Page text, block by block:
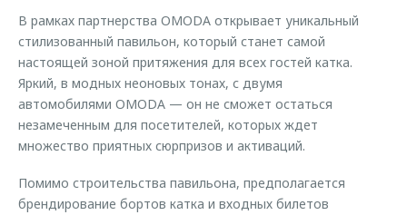
Калькулятор трейд-ин
Оригинальные аксессуары
Запчасти
В рамках партнерства OMODA открывает уникальный
стилизованный павильон, который станет самой
настоящей зоной притяжения для всех гостей катка.
Яркий, в модных неоновых тонах, с двумя
автомобилями OMODA — он не сможет остаться
незамеченным для посетителей, которых ждет
множество приятных сюрпризов и активаций.
Помимо строительства павильона, предполагается
брендирование бортов катка и входных билетов